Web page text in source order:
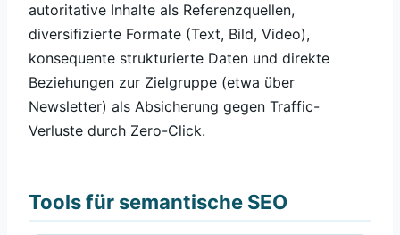
autoritative Inhalte als Referenzquellen,
diversifizierte Formate (Text, Bild, Video),
konsequente strukturierte Daten und direkte
Beziehungen zur Zielgruppe (etwa über
Newsletter) als Absicherung gegen Traffic-
Verluste durch Zero-Click.
Tools für semantische SEO